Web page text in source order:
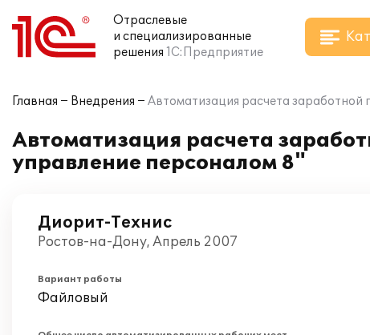
Отраслевые
и специализированные
решения 1С:Предприятие
Главная Внедрения Автоматизация расчета
Автоматизация расчета
управление персоналом 8"
Диорит-Технис
Ростов-на-Дону, Апрель 2007
Вариант работы
Файловый